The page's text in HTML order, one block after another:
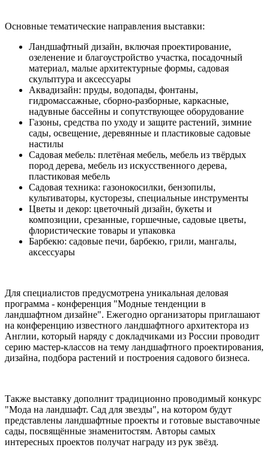
Основные тематические направления выставки:
Ландшафтный дизайн, включая проектирование,
озеленение и благоустройство участка, посадочный
материал, малые архитектурные формы, садовая
скульптура и аксессуары
Аквадизайн: пруды, водопады, фонтаны,
гидромассажные, сборно-разборные, каркасные,
надувные бассейны и сопутствующее оборудование
Газоны, средства по уходу и защите растений, зимние
сады, освещение, деревянные и пластиковые садовые
настилы
Садовая мебель: плетёная мебель, мебель из твёрдых
пород дерева, мебель из искусственного дерева,
пластиковая мебель
Садовая техника: газонокосилки, бензопилы,
культиваторы, кусторезы, специальные инструменты
Цветы и декор: цветочный дизайн, букеты и
композиции, срезанные, горшечные, садовые цветы,
флористические товары и упаковка
Барбекю: садовые печи, барбекю, грили, мангалы,
аксессуары
Для специалистов предусмотрена уникальная деловая
программа - конференция "Модные тенденции в
ландшафтном дизайне". Ежегодно организаторы приглашают
на конференцию известного ландшафтного архитектора из
Англии, который наряду с докладчиками из России проводит
серию мастер-классов на тему ландшафтного проектирования,
дизайна, подбора растений и построения садового бизнеса.
Также выставку дополнит традиционно проводимый конкурс
"Мода на ландшафт. Сад для звезды", на котором будут
представлены ландшафтные проекты и готовые выставочные
сады, посвящённые знаменитостям. Авторы самых
интересных проектов получат награду из рук звёзд.